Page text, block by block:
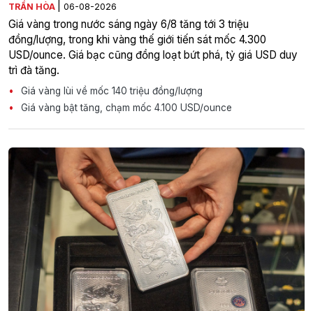
TRẦN HÒA 06-08-2026
Giá vàng trong nước sáng ngày 6/8 tăng tới 3 triệu
đồng/lượng, trong khi vàng thế giới tiến sát mốc 4.300
USD/ounce. Giá bạc cũng đồng loạt bứt phá, tỷ giá USD duy
trì đà tăng.
Giá vàng lùi về mốc 140 triệu đồng/lượng
Giá vàng bật tăng, chạm mốc 4.100 USD/ounce